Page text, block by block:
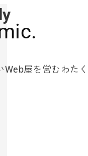
屋を営むわた